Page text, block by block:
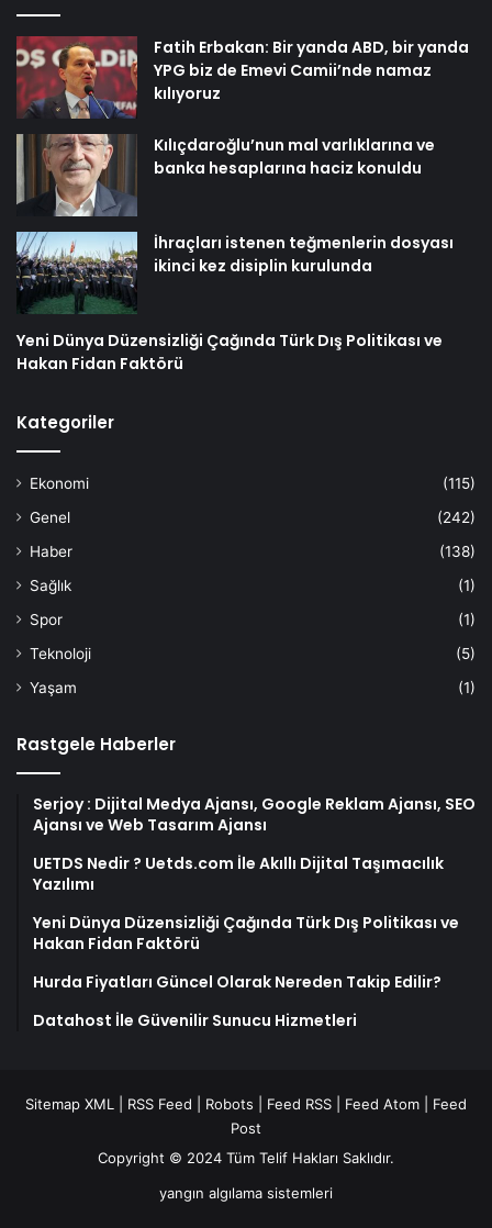
Fatih Erbakan: Bir yanda ABD, bir yanda
YPG biz de Emevi Camii’nde namaz
kılıyoruz
Kılıçdaroğlu’nun mal varlıklarına ve
banka hesaplarına haciz konuldu
İhraçları istenen teğmenlerin dosyası
ikinci kez disiplin kurulunda
Yeni Dünya Düzensizliği Çağında Türk Dış Politikası ve
Hakan Fidan Faktörü
Kategoriler
Ekonomi
(115)
Genel
(242)
Haber
(138)
Sağlık
(1)
Spor
(1)
Teknoloji
(5)
Yaşam
(1)
Rastgele Haberler
Serjoy : Dijital Medya Ajansı, Google Reklam Ajansı, SEO
Ajansı ve Web Tasarım Ajansı
UETDS Nedir ? Uetds.com İle Akıllı Dijital Taşımacılık
Yazılımı
Yeni Dünya Düzensizliği Çağında Türk Dış Politikası ve
Hakan Fidan Faktörü
Hurda Fiyatları Güncel Olarak Nereden Takip Edilir?
Datahost İle Güvenilir Sunucu Hizmetleri
Sitemap XML RSS Feed Robots Feed RSS Feed Atom
Feed
Post
Copyright © 2024 Tüm Telif Hakları Saklıdır.
yangın algılama sistemleri